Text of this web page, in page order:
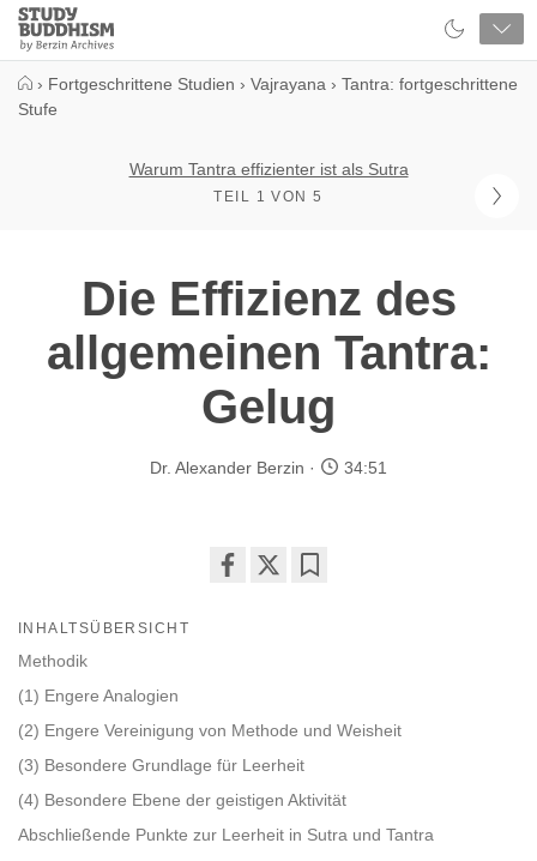
Close
Study
Buddhism
› Fortgeschrittene Studien › Vajrayana › Tantra: fortgeschrittene
Stufe
Warum Tantra effizienter ist als Sutra
TEIL 1 VON 5
Die Effizienz des
allgemeinen Tantra:
Gelug
Dr. Alexander Berzin 34:51
INHALTSÜBERSICHT
Methodik
(1) Engere Analogien
(2) Engere Vereinigung von Methode und Weisheit
(3) Besondere Grundlage für Leerheit
(4) Besondere Ebene der geistigen Aktivität
Abschließende Punkte zur Leerheit in Sutra und Tantra